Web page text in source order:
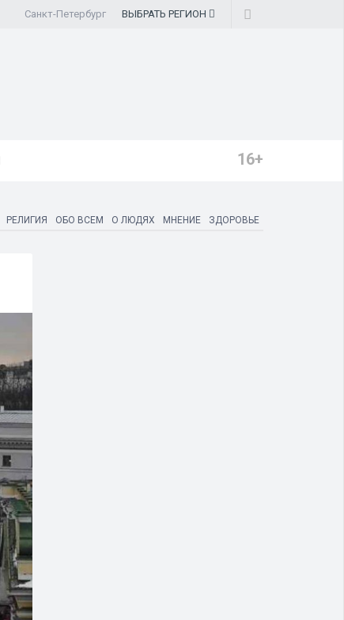
Санкт-Петербург ВЫБРАТЬ РЕГИОН
16+
РЕЛИГИЯ ОБО ВСЕМ О ЛЮДЯХ МНЕНИЕ ЗДОРОВЬЕ